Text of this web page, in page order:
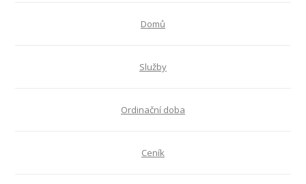
Domů
Služby
Ordinační doba
Ceník